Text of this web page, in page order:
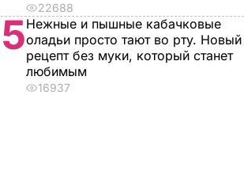
22688
5Нежные и пышные кабачковые
оладьи просто тают во рту. Новый
рецепт без муки, который станет
любимым
16937